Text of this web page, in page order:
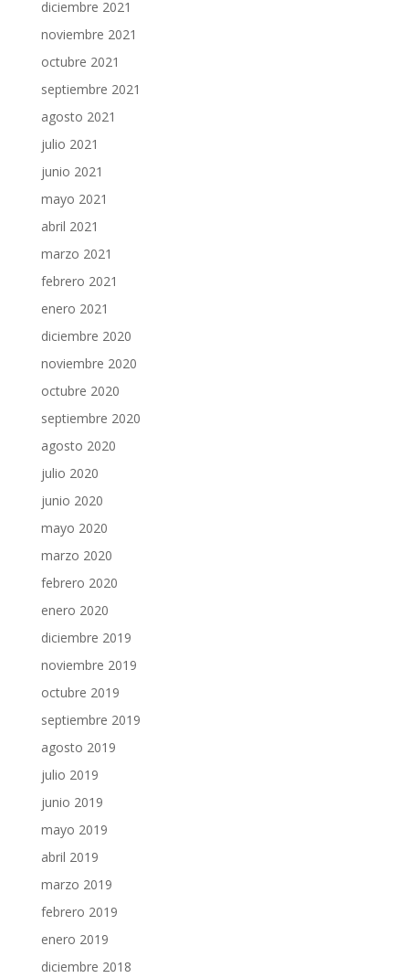
diciembre 2021
noviembre 2021
octubre 2021
septiembre 2021
agosto 2021
julio 2021
junio 2021
mayo 2021
abril 2021
marzo 2021
febrero 2021
enero 2021
diciembre 2020
noviembre 2020
octubre 2020
septiembre 2020
agosto 2020
julio 2020
junio 2020
mayo 2020
marzo 2020
febrero 2020
enero 2020
diciembre 2019
noviembre 2019
octubre 2019
septiembre 2019
agosto 2019
julio 2019
junio 2019
mayo 2019
abril 2019
marzo 2019
febrero 2019
enero 2019
diciembre 2018